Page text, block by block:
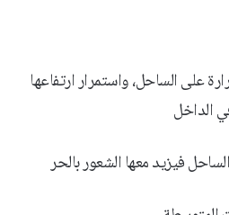
على الساحل، واستمرار ارتفاعها
الداخل
فيزيد معها الشعور بالحر